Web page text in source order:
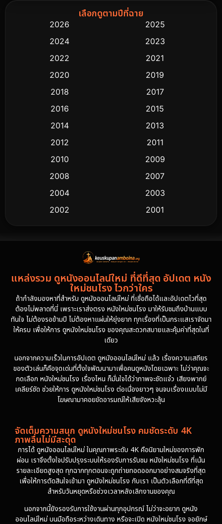
เลือกดูตามปีที่ฉาย
2026
2025
2024
2023
2022
2021
2020
2019
2018
2017
2016
2015
2014
2013
2012
2011
2010
2009
2008
2007
2004
2003
2002
2001
2000
1997
1986
1985
1981
1978
1974
แหล่งรวม ดูหนังออนไลน์ใหม่ ที่ดีที่สุด อัปเดต หนัง
ใหม่ชนโรง ไวกว่าใคร
ถ้ากำลังมองหาที่สำหรับ ดูหนังออนไลน์ใหม่ ที่เชื่อถือได้และอัปเดตไวที่สุด
ต้องไม่พลาดที่นี่ เพราะเราส่งตรง หนังใหม่ชนโรง มาให้รับชมถึงบ้านแบบ
ทันใจ ไม่ต้องรอข้ามปี ไม่ต้องหาแผ่นให้ยุ่งยาก ทุกเรื่องที่เป็นกระแสเราจัดมา
ให้ครบ เพื่อให้การ ดูหนังใหม่ชนโรง ของคุณสะดวกสบายและคุ้มค่าที่สุดในที่
เดียว
นอกจากความเร็วในการอัปเดต ดูหนังออนไลน์ใหม่ แล้ว เรื่องความเสถียร
ของตัวเล่นก็คือจุดเด่นที่ตั้งใจพัฒนามาเพื่อคนดูหนังโดยเฉพาะ ไม่ว่าคุณจะ
กดเลือก หนังใหม่ชนโรง เรื่องไหน ก็มั่นใจได้ว่าภาพจะชัดแจ๋ว เสียงพากย์
เคลียร์ชัด ช่วยให้การ ดูหนังใหม่ชนโรง ต่อเนื่องยาวๆ จนจบเรื่องแบบไม่มี
โฆษณามาคอยขัดอารมณ์ให้เสียจังหวะลุ้น
จัดเต็มความสนุก ดูหนังใหม่ชนโรง คมชัดระดับ 4K
ภาพลื่นไม่มีสะดุด
การได้ ดูหนังออนไลน์ใหม่ ในคุณภาพระดับ 4K คือนิยามใหม่ของการพัก
ผ่อน เราจึงตั้งใจปรับปรุงระบบให้รองรับการรับชม หนังใหม่ชนโรง ที่เน้น
รายละเอียดสูงสุด ทุกฉากทุกตอนจะถูกถ่ายทอดออกมาอย่างสมจริงที่สุด
เพื่อให้การตัดสินใจเข้ามา ดูหนังใหม่ชนโรง กับเรา เป็นตัวเลือกที่ดีที่สุด
สำหรับวันหยุดหรือช่วงเวลาหลังเลิกงานของคุณ
นอกจากนี้ยังรองรับการใช้งานผ่านทุกอุปกรณ์ ไม่ว่าจะอยาก ดูหนัง
ออนไลน์ใหม่ บนมือถือระหว่างเดินทาง หรือจะเปิด หนังใหม่ชนโรง จอยักษ์